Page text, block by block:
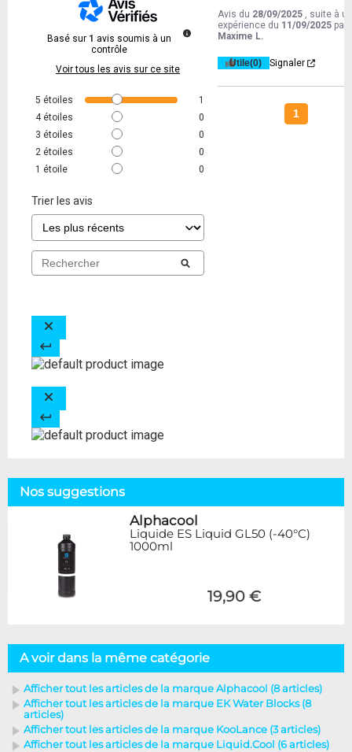
Basé sur 1 avis soumis à un
contrôle
Voir tous les avis sur ce site
5 étoiles
1
4 étoiles
0
3 étoiles
0
2 étoiles
0
1 étoile 0
Trier les avis
Avis du 28/09/2025 , suite à
expérience du 11/09/2025 par
Maxime L.
Utile(0) Signaler
1
Nos suggestions
Alphacool
Liquide ES Liquid GL50 (-40°C)
1000ml
19,90 €
A voir dans la même catégorie
Afficher tout les articles de la marque Alphacool (8 articles)
Afficher tout les articles de la marque EK Water Blocks (8
articles)
Afficher tout les articles de la marque KooLance (3 articles)
Afficher tout les articles de la marque Liquid.Cool (6 articles)